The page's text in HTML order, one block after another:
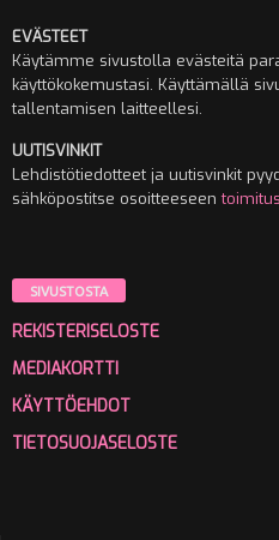
EVÄSTEET
Käytämme sivustolla evästeitä
käyttökokemustasi. Käyttämällä
tallentamisen laitteellesi.
UUTISVINKIT
Lehdistötiedotteet ja uutisvinkit
sähköpostitse osoitteeseen
SIVUSTOSTA
REKISTERISELOSTE
MEDIAKORTTI
KÄYTTÖEHDOT
TIETOSUOJASELOSTE